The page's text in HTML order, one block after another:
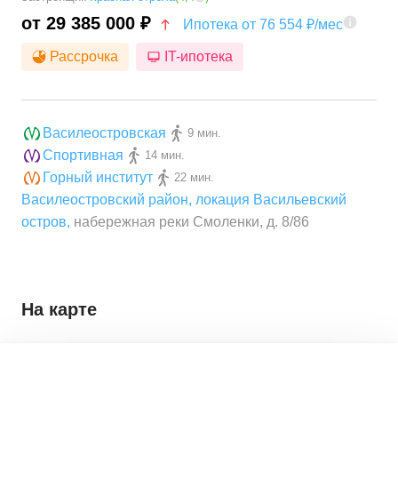
от 29 385 000 ₽ Ипотека от 76 554 ₽/мес
Рассрочка IT-ипотека
Василеостровская 9 мин.
Спортивная 14 мин.
Горный институт 22 мин.
Василеостровский район, локация Васильевский
остров, набережная реки Смоленки, д. 8/86
На карте